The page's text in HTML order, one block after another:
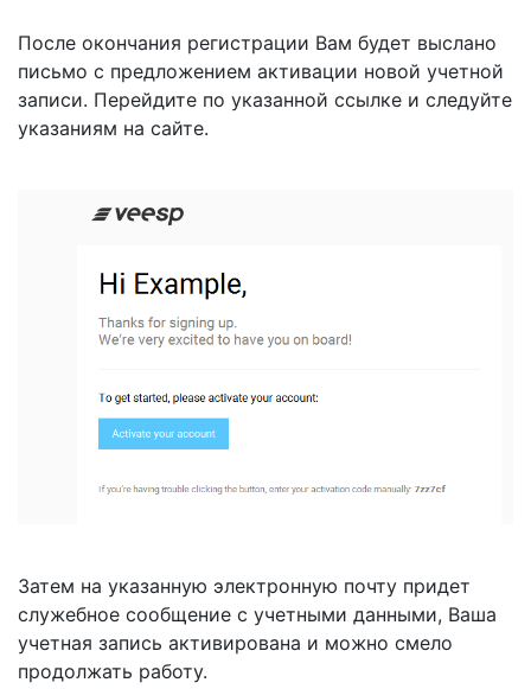
После окончания регистрации Вам будет выслано
письмо с предложением активации новой учетной
записи. Перейдите по указанной ссылке и следуйте
указаниям на сайте.
Затем на указанную электронную почту придет
служебное сообщение с учетными данными, Ваша
учетная запись активирована и можно смело
продолжать работу.